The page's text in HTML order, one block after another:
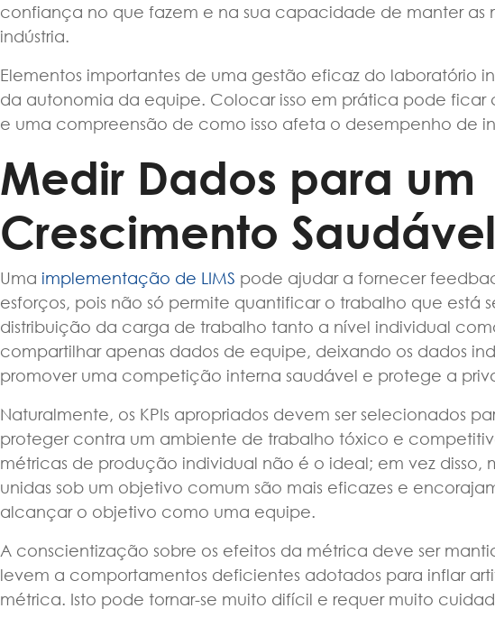
confiança no que fazem e na sua capacidade de manter as
indústria.
Elementos importantes de uma gestão eficaz do laboratório
da autonomia da equipe. Colocar isso em prática pode ficar
e uma compreensão de como isso afeta o desempenho de
Medir Dados para um
Crescimento
Uma implementação de LIMS pode ajudar a fornecer
esforços, pois não só permite quantificar o trabalho que está
distribuição da carga de trabalho tanto a nível individual
compartilhar apenas dados de equipe, deixando os dados
promover uma competição interna saudável e protege a
Naturalmente, os KPIs apropriados devem ser selecionados
proteger contra um ambiente de trabalho tóxico e
métricas de produção individual não é o ideal; em vez disso,
unidas sob um objetivo comum são mais eficazes e
alcançar o objetivo como uma equipe.
A conscientização sobre os efeitos da métrica deve ser
levem a comportamentos deficientes adotados para inflar
métrica. Isto pode tornar-se muito difícil e requer muito